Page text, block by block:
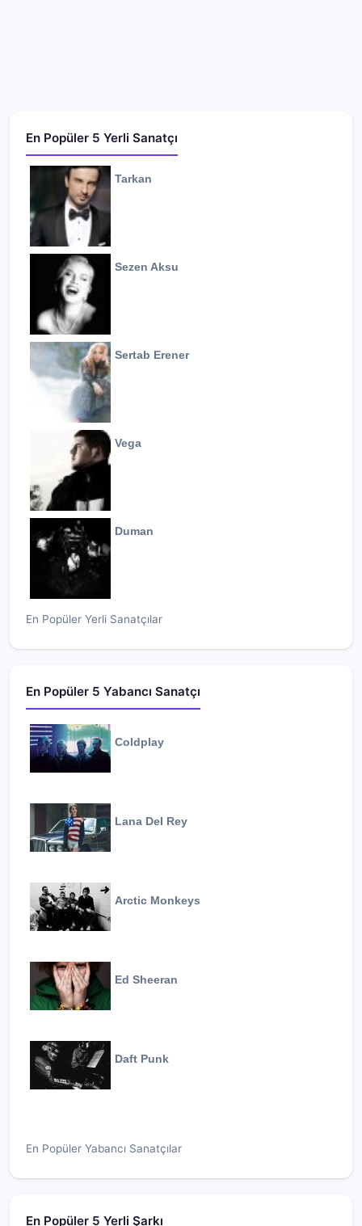
En Popüler 5 Yerli Sanatçı
Tarkan
Sezen Aksu
Sertab Erener
Vega
Duman
En Popüler Yerli Sanatçılar
En Popüler 5 Yabancı Sanatçı
Coldplay
Lana Del Rey
Arctic Monkeys
Ed Sheeran
Daft Punk
En Popüler Yabancı Sanatçılar
En Popüler 5 Yerli Şarkı